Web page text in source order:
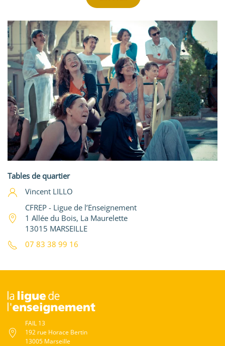
Tables de quartier
Vincent LILLO
CFREP - Ligue de l’Enseignement
1 Allée du Bois, La Maurelette
13015 MARSEILLE
07 83 38 99 16
FAIL 13
192 rue Horace Bertin
13005 Marseille